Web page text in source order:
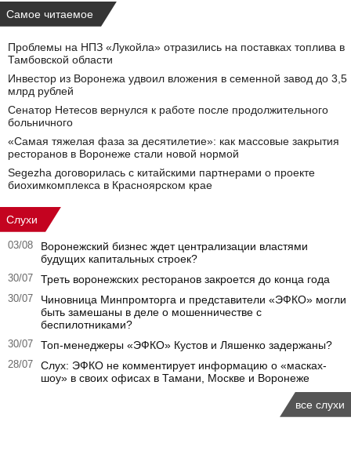
Самое читаемое
Проблемы на НПЗ «Лукойла» отразились на поставках топлива в
Тамбовской области
Инвестор из Воронежа удвоил вложения в семенной завод до 3,5
млрд рублей
Сенатор Нетесов вернулся к работе после продолжительного
больничного
«Самая тяжелая фаза за десятилетие»: как массовые закрытия
ресторанов в Воронеже стали новой нормой
Segezha договорилась с китайскими партнерами о проекте
биохимкомплекса в Красноярском крае
Слухи
03/08
Воронежский бизнес ждет централизации властями
будущих капитальных строек?
30/07 Треть воронежских ресторанов закроется до конца года
30/07
Чиновница Минпромторга и представители «ЭФКО» могли
быть замешаны в деле о мошенничестве с
беспилотниками?
30/07 Топ-менеджеры «ЭФКО» Кустов и Ляшенко задержаны?
28/07
Слух: ЭФКО не комментирует информацию о «масках-
шоу» в своих офисах в Тамани, Москве и Воронеже
все слухи